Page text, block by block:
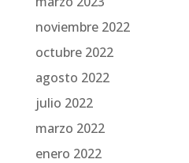
noviembre 2022
octubre 2022
agosto 2022
julio 2022
marzo 2022
enero 2022